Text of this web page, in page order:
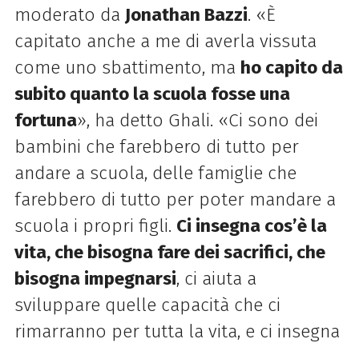
moderato da Jonathan Bazzi. «È
capitato anche a me di averla vissuta
come uno sbattimento, ma ho capito da
subito quanto la scuola fosse una
fortuna», ha detto Ghali. «Ci sono dei
bambini che farebbero di tutto per
andare a scuola, delle famiglie che
farebbero di tutto per poter mandare a
scuola i propri figli. Ci insegna cos’è la
vita, che bisogna fare dei sacrifici, che
bisogna impegnarsi, ci aiuta a
sviluppare quelle capacità che ci
rimarranno per tutta la vita, e ci insegna